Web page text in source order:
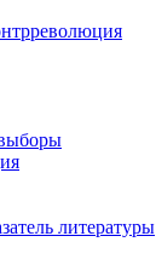
литературы